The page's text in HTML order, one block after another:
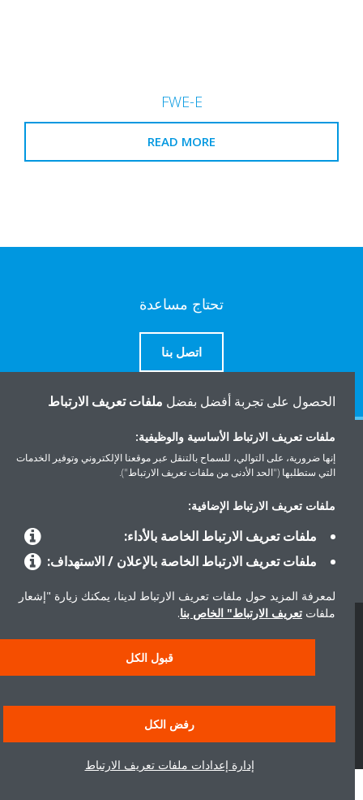
FWE-E
READ MORE
تحتاج مساعدة
اتصل بنا
المنتجات
حلول
حول دايكن
إشعار ملفات تعريف الارتباط
الحصول على تجربة أفضل بفضل ملفات تعريف الارتباط
ملفات تعريف الارتباط الأساسية والوظيفية:
إنها ضرورية، على التوالي، للسماح بالتنقل عبر موقعنا الإلكتروني وتوفير الخدمات
التي ستطلبها ("الحد الأدنى من ملفات تعريف الارتباط").
ملفات تعريف الارتباط الإضافية:
ملفات تعريف الارتباط الخاصة بالأداء:
ملفات تعريف الارتباط الخاصة بالإعلان / الاستهداف:
لمعرفة المزيد حول ملفات تعريف الارتباط لدينا، يمكنك زيارة "إشعار
ملفاتتعريف الارتباط" الخاص بنا.
قبول الكل
رفض الكل
إدارة إعدادات ملفات تعريف الارتباط